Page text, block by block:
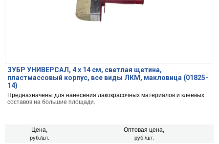
ЗУБР УНИВЕРСАЛ, 4 х 14 см, светлая щетина,
пластмассовый корпус, все виды ЛКМ, макловица (01825-
14)
Предназначены для нанесения лакокрасочных материалов и клеевых
составов на большие площади.
Цена,
руб./шт.
Оптовая цена,
руб./шт.